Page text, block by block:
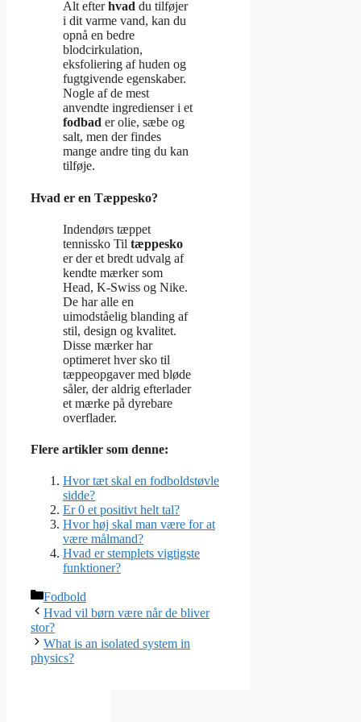
Alt efterhvad du tilføjer
i dit varme vand, kan du
opnå en bedre
blodcirkulation,
eksfoliering af huden og
fugtgivende egenskaber.
Nogle af de mest
anvendte ingredienser i et
fodbad er olie, sæbe og
salt, men der findes
mange andre ting du kan
tilføje.
Hvad er en Tæppesko?
Indendørs tæppet
tennissko Til tæppesko
er der et bredt udvalg af
kendte mærker som
Head, K-Swiss og Nike.
De har alle en
uimodståelig blanding af
stil, design og kvalitet.
Disse mærker har
optimeret hver sko til
tæppeopgaver med bløde
såler, der aldrig efterlader
et mærke på dyrebare
overflader.
Flere artikler som denne:
Hvor tæt skal en fodboldstøvle
sidde?
Er 0 et positivt helt tal?
Hvor høj skal man være for at
være målmand?
Hvad er stemplets vigtigste
funktioner?
Kategorier
Fodbold
Hvad vil børn være når de bliver
stor?
What is an isolated system in
physics?